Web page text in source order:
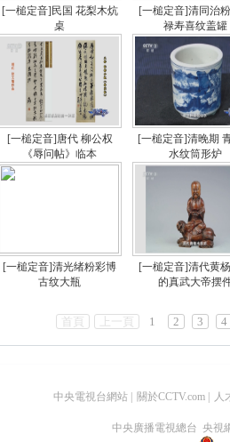
[一槌定音]民国 花梨木炕
桌
[一槌定音]清同治
禄寿喜纹盖罐
[一槌定音]唐代 柳公权
《辱问帖》临本
[一槌定音]清晚期
水纹筒形炉
[一槌定音]清光绪粉彩博
古纹大瓶
[一槌定音]清代黄
的真武大帝摆
首頁 上一頁 1 2 3 4
中央電視台網站 關於CCTV.com 人
中央廣播電視總台 央視